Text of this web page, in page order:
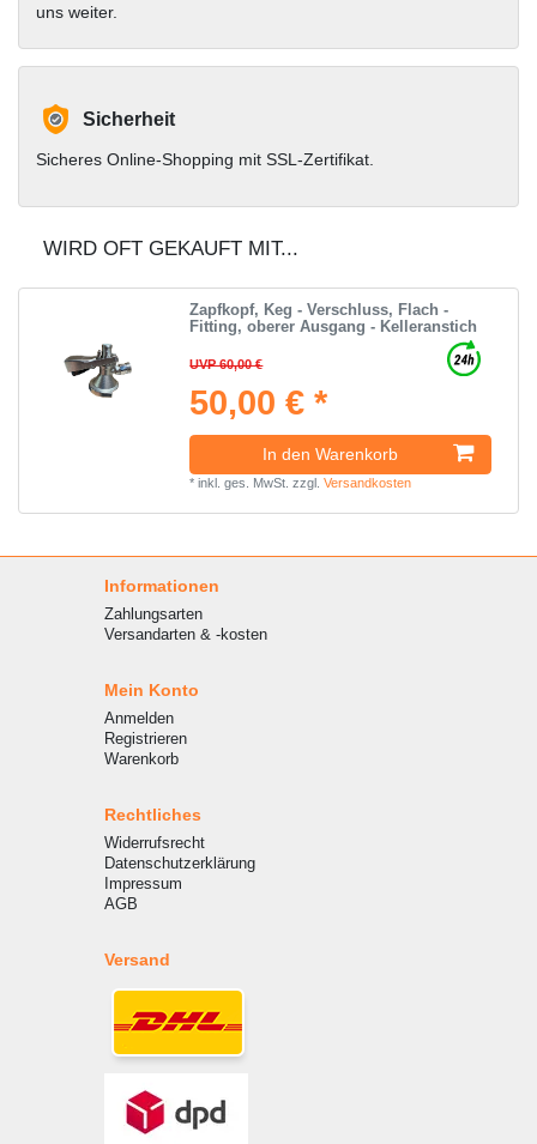
uns weiter.
Sicherheit
Sicheres Online-Shopping mit SSL-Zertifikat.
WIRD OFT GEKAUFT MIT...
Zapfkopf, Keg - Verschluss, Flach -
Fitting, oberer Ausgang - Kelleranstich
UVP 60,00 €
50,00 € *
In den Warenkorb
*inkl. ges. MwSt. zzgl.Versandkosten
Informationen
Zahlungsarten
Versandarten & -kosten
Mein Konto
Anmelden
Registrieren
Warenkorb
Rechtliches
Widerrufsrecht
Datenschutzerklärung
Impressum
AGB
Versand